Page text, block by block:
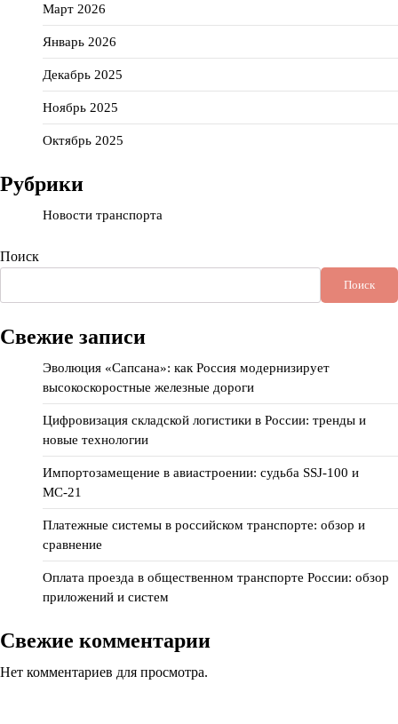
Март 2026
Январь 2026
Декабрь 2025
Ноябрь 2025
Октябрь 2025
Рубрики
Новости транспорта
Поиск
Поиск
Свежие записи
Эволюция «Сапсана»: как Россия модернизирует
высокоскоростные железные дороги
Цифровизация складской логистики в России: тренды и
новые технологии
Импортозамещение в авиастроении: судьба SSJ-100 и
МС-21
Платежные системы в российском транспорте: обзор и
сравнение
Оплата проезда в общественном транспорте России: обзор
приложений и систем
Свежие комментарии
Нет комментариев для просмотра.